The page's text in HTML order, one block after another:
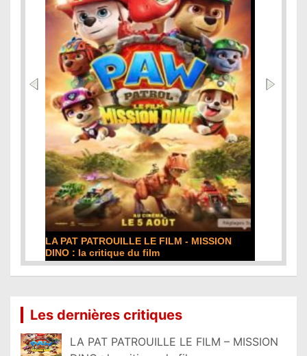
LA PAT PATROUILLE LE FILM - MISSION
DINO : la critique du film
Les dernières critiques
LA PAT PATROUILLE LE FILM – MISSION